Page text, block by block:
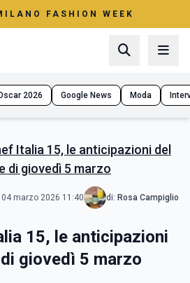
FASHION WEEK
2026 Google News Moda
Italia 15, le anticipazioni del
di giovedì 5 marzo
04 marzo 2026 11:40 di: Rosa Campiglio
15, le anticipazioni
giovedì 5 marzo